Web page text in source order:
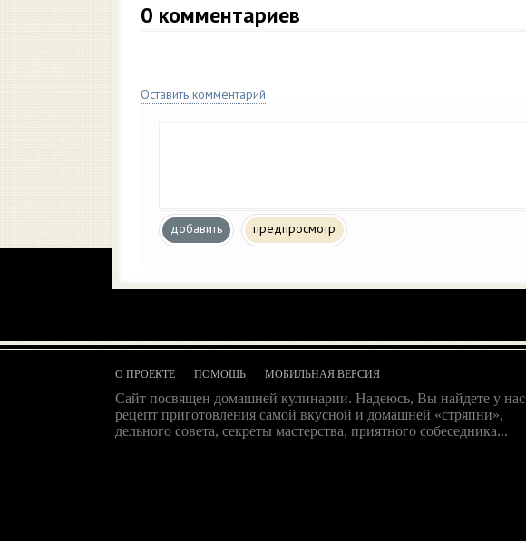
0 комментариев
Оставить комментарий
добавить предпросмотр
О ПРОЕКТЕ ПОМОЩЬ МОБИЛЬНАЯ ВЕРСИЯ
Сайт посвящен домашней кулинарии. Надеюсь, Вы найдете у нас
рецепт приготовления самой вкусной и домашней «стряпни»,
дельного совета, секреты мастерства, приятного собеседника...